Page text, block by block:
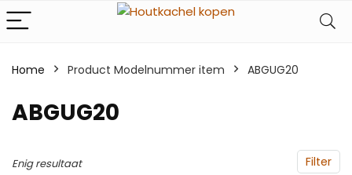
Home Product Modelnummer item ‎ABGUG20
‎ABGUG20
Filter
Enig resultaat